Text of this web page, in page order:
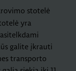
stotelė
yra
galite įkrauti
transporto